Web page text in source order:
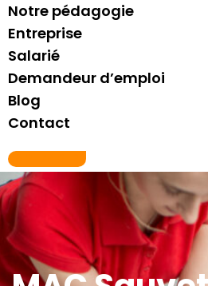
Notre pédagogie
Entreprise
Salarié
Demandeur d’emploi
Blog
Contact
06 21 76 81 29